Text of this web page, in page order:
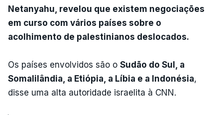
Netanyahu, revelou que existem negociações
em curso com vários países sobre o
acolhimento de palestinianos deslocados.
Os países envolvidos são o Sudão do Sul, a
Somalilândia, a Etiópia, a Líbia e a Indonésia,
disse uma alta autoridade israelita à CNN.